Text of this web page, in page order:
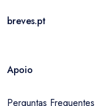
breves.pt
Apoio
Perguntas Frequentes